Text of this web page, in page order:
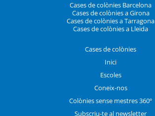
Cases de colònies Barcelona
Cases de colònies a Girona
Cases de colònies a Tarragona
Cases de colònies a Lleida
Cases de colònies
Inici
Escoles
Coneix-nos
Colònies sense mestres 360º
Subscriu-te al newsletter